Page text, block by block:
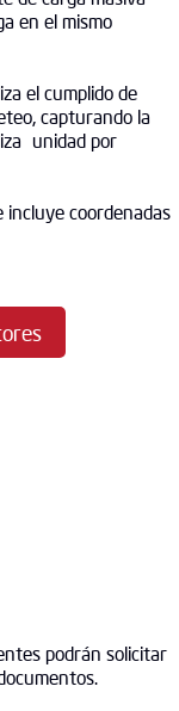
en el mismo
el cumplido de
capturando la
unidad por
incluye coordenadas
podrán solicitar